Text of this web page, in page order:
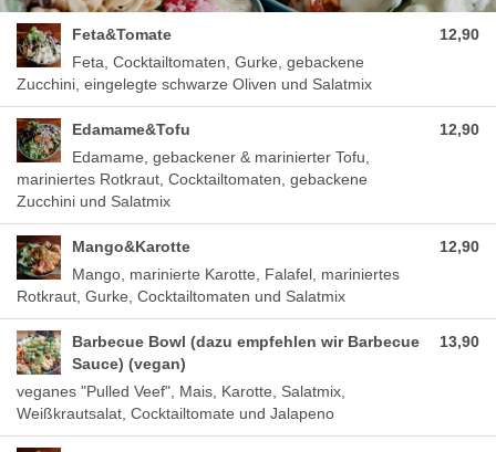
Feta&Tomate
Feta, Cocktailtomaten, Gurke, gebackene
Zucchini, eingelegte schwarze Oliven und Salatmix
12,90
Edamame&Tofu
Edamame, gebackener & marinierter Tofu,
mariniertes Rotkraut, Cocktailtomaten, gebackene
Zucchini und Salatmix
12,90
Mango&Karotte
Mango, marinierte Karotte, Falafel, mariniertes
Rotkraut, Gurke, Cocktailtomaten und Salatmix
12,90
Barbecue Bowl (dazu empfehlen wir Barbecue
Sauce) (vegan)
veganes "Pulled Veef", Mais, Karotte, Salatmix,
Weißkrautsalat, Cocktailtomate und Jalapeno
13,90